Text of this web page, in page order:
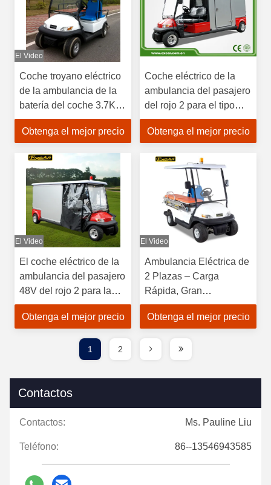
El Video
Coche troyano eléctrico
de la ambulancia de la
batería del coche 3.7KW
48V de la ambulancia
del hospital de EXCAR
Obtenga el mejor precio
Coche eléctrico de la
ambulancia del pasajero
del rojo 2 para el tipo
cerrado de la
emergencia
Obtenga el mejor precio
El Video
El coche eléctrico de la
ambulancia del pasajero
48V del rojo 2 para la
emergencia cerró el tipo
Obtenga el mejor precio
El Video
Ambulancia Eléctrica de
2 Plazas – Carga
Rápida, Gran
Autonomía,
Proporcionando
Emergencia Continuos.
Obtenga el mejor precio
1 2
Contactos
Contactos: Ms. Pauline Liu
Teléfono: 86--13546943585